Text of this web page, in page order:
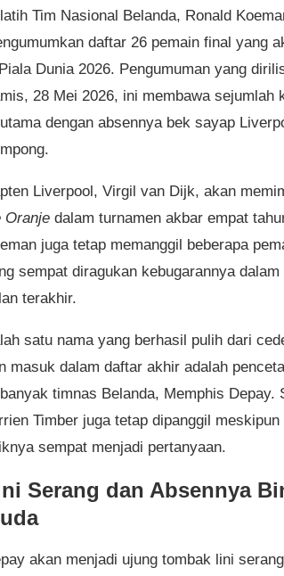
Tim Nasional Belanda, Ronald
daftar 26 pemain final yang
Dunia 2026. Pengumuman yang
28 Mei 2026, ini membawa sejumlah
dengan absennya bek sayap
Liverpool, Virgil van Dijk, akan
Oranje dalam turnamen akbar empat
juga tetap memanggil beberapa
sempat diragukan kebugarannya dalam
terakhir.
satu nama yang berhasil pulih dari
masuk dalam daftar akhir adalah
timnas Belanda, Memphis Depay.
Timber juga tetap dipanggil meskipun
sempat menjadi pertanyaan.
Serang dan Absennya
akan menjadi ujung tombak lini